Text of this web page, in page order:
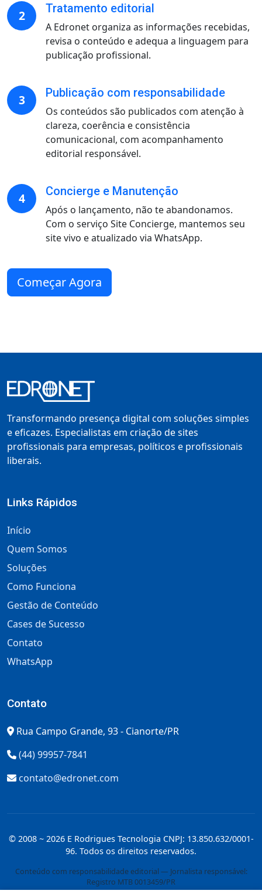
2 Tratamento editorial
A Edronet organiza as informações recebidas,
revisa o conteúdo e adequa a linguagem para
publicação profissional.
3 Publicação com responsabilidade
Os conteúdos são publicados com atenção à
clareza, coerência e consistência
comunicacional, com acompanhamento
editorial responsável.
4 Concierge e Manutenção
Após o lançamento, não te abandonamos.
Com o serviço Site Concierge, mantemos seu
site vivo e atualizado via WhatsApp.
Começar Agora
Transformando presença digital com soluções simples
e eficazes. Especialistas em criação de sites
profissionais para empresas, políticos e profissionais
liberais.
Links Rápidos
Início
Quem Somos
Soluções
Como Funciona
Gestão de Conteúdo
Cases de Sucesso
Contato
WhatsApp
Contato
Rua Campo Grande, 93 - Cianorte/PR
(44) 99957-7841
contato@edronet.com
© 2008 ~ 2026 E Rodrigues Tecnologia CNPJ: 13.850.632/0001-
96. Todos os direitos reservados.
Conteúdo com responsabilidade editorial — Jornalista responsável:
Registro MTB 0013459/PR